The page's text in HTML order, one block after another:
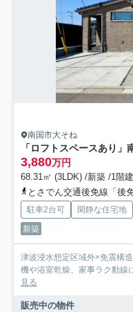
南国市大そね
3,880万円
68.31㎡ (3LDK) /新築 /1階建
とさでん交通後免線「後
駐車2台可 閑静な住宅地
新築
津波浸水想定区域外×免震構
機や浴室乾燥、家事ラク動線
見る
販売中の物件